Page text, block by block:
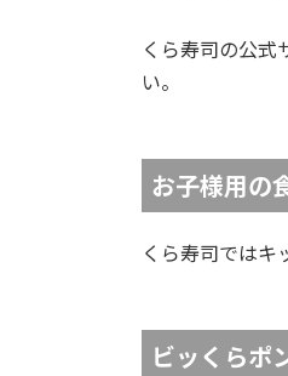
くら寿司の公式
い。
お子様用の
くら寿司ではキ
ビッくらポ